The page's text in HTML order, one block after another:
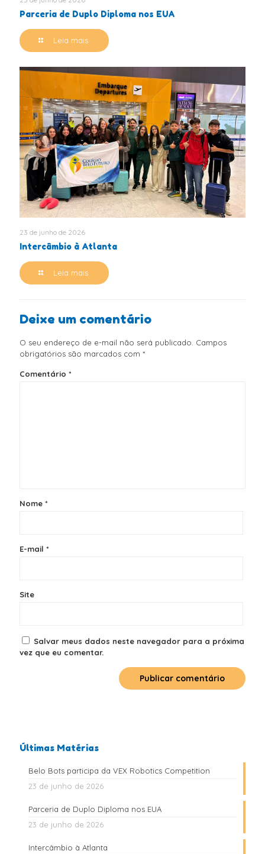
Parceria de Duplo Diploma nos EUA
Leia mais
23 de junho de 2026
Intercâmbio à Atlanta
Leia mais
Deixe um comentário
O seu endereço de e-mail não será publicado. Campos
obrigatórios são marcados com *
Comentário *
Nome *
E-mail *
Site
Salvar meus dados neste navegador para a próxima
vez que eu comentar.
Últimas Matérias
Belo Bots participa da VEX Robotics Competition
23 de junho de 2026
Parceria de Duplo Diploma nos EUA
23 de junho de 2026
Intercâmbio à Atlanta